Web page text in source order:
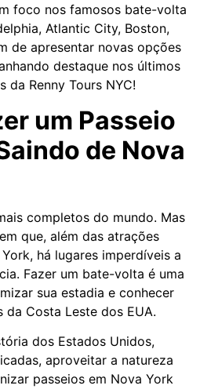
foco nos famosos bate-volta
Atlantic City, Boston,
de apresentar novas opções
destaque nos últimos
da Renny Tours NYC!
um Passeio
de Nova
completos do mundo. Mas
que, além das atrações
há lugares imperdíveis a
Fazer um bate-volta é uma
sua estadia e conhecer
Costa Leste dos EUA.
dos Estados Unidos,
aproveitar a natureza
passeios em Nova York